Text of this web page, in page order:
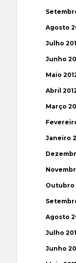
Agosto
Julho
Junho
Maio
Abril
Março
Janeiro
Outubro
Agosto
Julho
Junho